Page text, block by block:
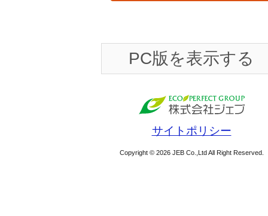
PC版を表示する
サイトポリシー
Copyright © 2026 JEB Co.,Ltd All Right Reserved.